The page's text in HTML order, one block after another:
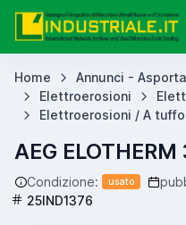
Home
Annunci -
Elettroerosioni
Elettroerosioni / A
AEG
Condizione: usato
25IND1376